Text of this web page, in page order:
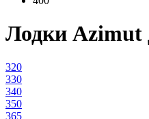
Лодки Azimut
320
330
340
350
365